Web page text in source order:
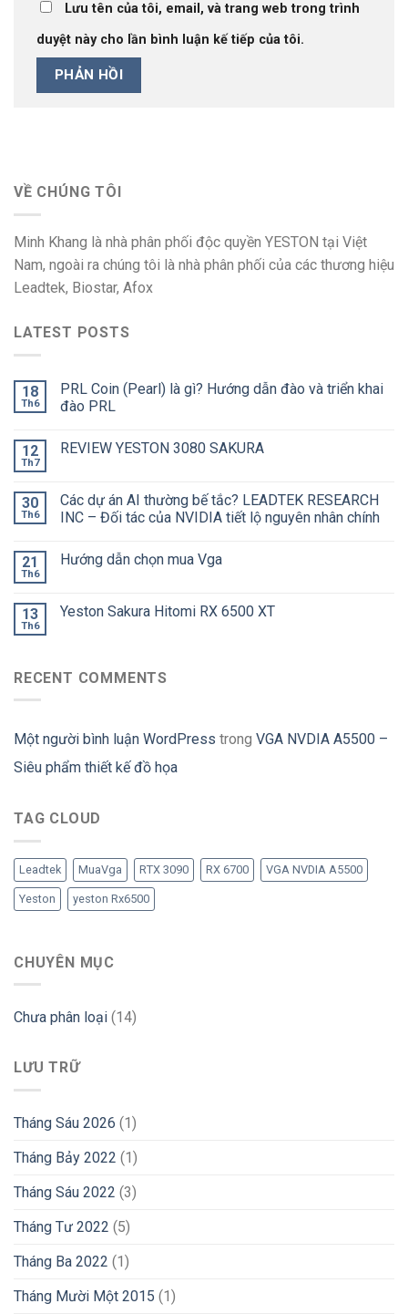
Lưu tên của tôi, email, và trang web trong trình
duyệt này cho lần bình luận kế tiếp của tôi.
VỀ CHÚNG TÔI
Minh Khang là nhà phân phối độc quyền YESTON tại Việt
Nam, ngoài ra chúng tôi là nhà phân phối của các thương hiệu
Leadtek, Biostar, Afox
LATEST POSTS
18
Th6
PRL Coin (Pearl) là gì? Hướng dẫn đào và triển khai
đào PRL
12
Th7
REVIEW YESTON 3080 SAKURA
30
Th6
Các dự án AI thường bế tắc? LEADTEK RESEARCH
INC – Đối tác của NVIDIA tiết lộ nguyên nhân chính
21
Th6
Hướng dẫn chọn mua Vga
13
Th6
Yeston Sakura Hitomi RX 6500 XT
RECENT COMMENTS
Một người bình luận WordPress trong VGA NVDIA A5500 –
Siêu phẩm thiết kế đồ họa
TAG CLOUD
Leadtek MuaVga RTX 3090 RX 6700 VGA NVDIA A5500
Yeston yeston Rx6500
CHUYÊN MỤC
Chưa phân loại (14)
LƯU TRỮ
Tháng Sáu 2026 (1)
Tháng Bảy 2022 (1)
Tháng Sáu 2022 (3)
Tháng Tư 2022 (5)
Tháng Ba 2022 (1)
Tháng Mười Một 2015 (1)